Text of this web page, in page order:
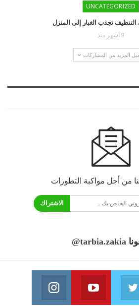
UNCATEGORIZED
9 أشهر منذ
المزيد من المشاركات
من أجل مواكبة التطورات
الاشتراك
@tarbia.zakia
انضم الينا
يوتيوب
انضم الينا